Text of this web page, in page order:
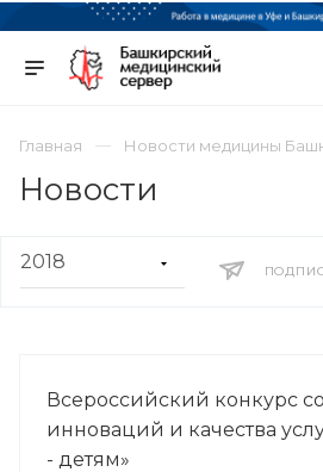
Главная Новости медицины
Новости
Всероссийский конкурс
инноваций и качества
- детям»